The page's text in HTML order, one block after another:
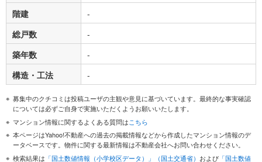
階建
-
総戸数
-
築年数
-
構造・工法
-
募集中のクチコミは投稿ユーザの主観や意見に基づいています。最終的な事実確認
については必ずご自身で実施いただくようお願いいたします。
マンション情報に関するよくある質問はこちら
本ページはYahoo!不動産への過去の掲載情報などから作成したマンション情報のデ
ータベースです。物件に関する最新情報は不動産会社へお問い合わせください。
検索結果は 「国土数値情報（小学校区データ）」（国土交通省） および 「国土数値